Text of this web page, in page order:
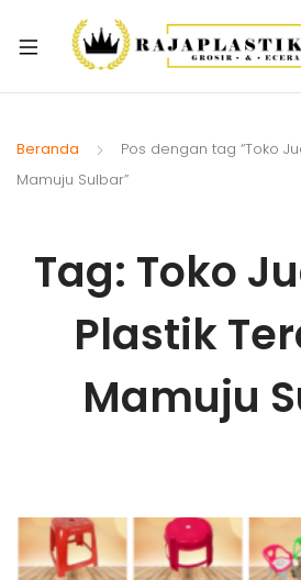
Beranda
Pos dengan tag “Toko
Mamuju Sulbar”
Tag: Toko
Plastik
Mamuju